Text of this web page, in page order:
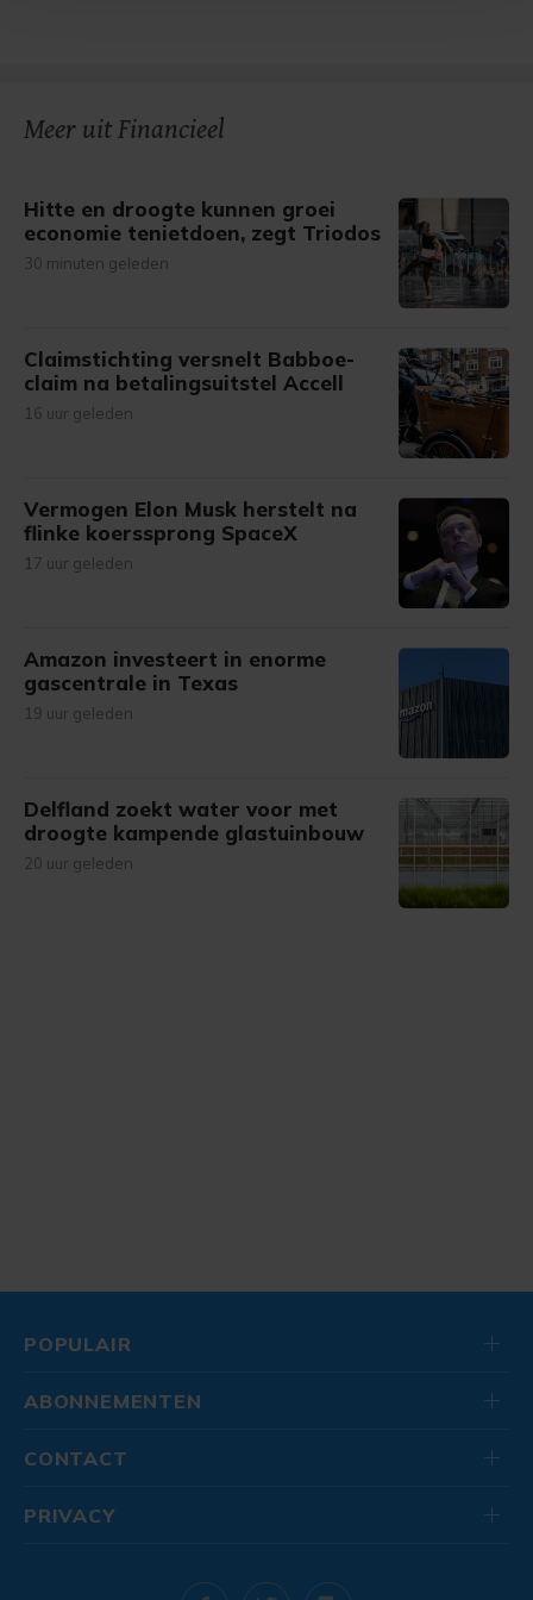
Meer uit Financieel
Hitte en droogte kunnen groei
economie tenietdoen, zegt Triodos
30 minuten geleden
Claimstichting versnelt Babboe-
claim na betalingsuitstel Accell
16 uur geleden
Vermogen Elon Musk herstelt na
flinke koerssprong SpaceX
17 uur geleden
Amazon investeert in enorme
gascentrale in Texas
19 uur geleden
Delfland zoekt water voor met
droogte kampende glastuinbouw
20 uur geleden
POPULAIR
ABONNEMENTEN
CONTACT
PRIVACY